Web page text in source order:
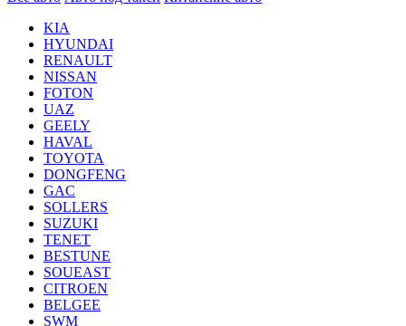
KIA
HYUNDAI
RENAULT
NISSAN
FOTON
UAZ
GEELY
HAVAL
TOYOTA
DONGFENG
GAC
SOLLERS
SUZUKI
TENET
BESTUNE
SOUEAST
CITROEN
BELGEE
SWM